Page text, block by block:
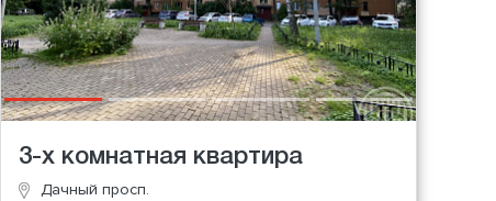
3-х комнатная квартира
Дачный просп.